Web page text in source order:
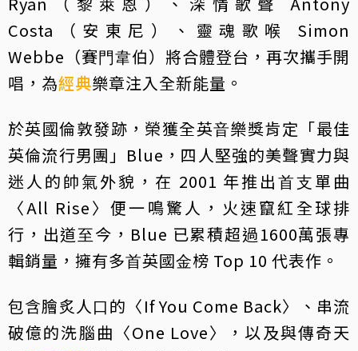
Costa（安東尼）、靈魂歌喉 Simon
Webbe（賽⾨⾱伯）將合體登台，再次攜⼿開
唱，為經典樂章注入全新能量。
於英國倫敦發跡，榮獲全英⾳樂獎肯定「最佳
英倫流⾏男團」Blue，四⼈堅強的美聲實⼒與
迷⼈的帥氣外貌，在 2001 年推出⾸⽀單曲
〈All Rise〉便⼀鳴驚⼈，火速竄紅全球排
⾏，出道⾄今，Blue 已累積超過1600萬張專
輯銷量，擁有多⾸英國⾦榜 Top 10 代表作。
包含膾炙⼈⼝的〈If You Come Back〉、串流
破億的洗腦曲〈One Love〉，以及與傳奇天